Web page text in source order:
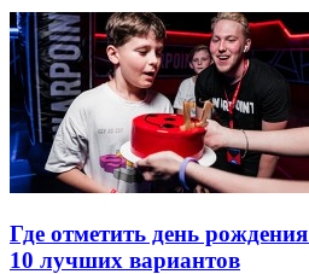
Где отметить день
10 лучших вариантов